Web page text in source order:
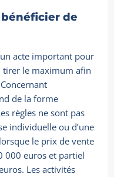
de
acte important pour
tirer le maximum afin
de la forme
règles ne sont pas
individuelle ou d’une
le prix de vente
000 euros et partiel
Les activités